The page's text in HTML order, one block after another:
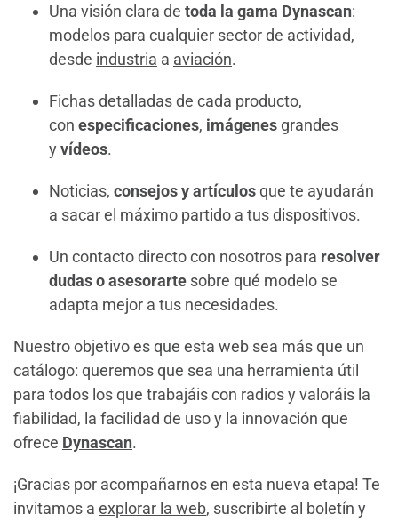
Una visión clara de toda la gama Dynascan:
modelos para cualquier sector de actividad,
desde industria a aviación.
Fichas detalladas de cada producto,
con especificaciones, imágenes grandes
yvídeos.
Noticias, consejos y artículosque te ayudarán
a sacar el máximo partido a tus dispositivos.
Un contacto directo con nosotros para resolver
dudas o asesorarte sobre qué modelo se
adapta mejor a tus necesidades.
Nuestro objetivo es que esta web sea más que un
catálogo: queremos que sea una herramienta útil
para todos los que trabajáis con radios y valoráis la
fiabilidad, la facilidad de uso y la innovación que
ofrece Dynascan.
¡Gracias por acompañarnos en esta nueva etapa! Te
invitamos a explorar la web, suscribirte al boletín y